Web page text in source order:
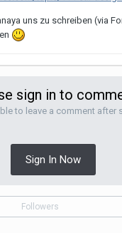
uns zu schreiben (via
sign in to
to leave a comment after
Sign In Now
Followers